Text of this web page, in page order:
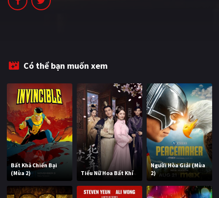
TUYỂN TẬP PHIM
BLOG
Có thể bạn muốn xem
Bất Khả Chiến Bại
(Mùa 2)
Tiểu Nữ Hoa Bất Khí
Người Hòa Giải (Mùa
2)